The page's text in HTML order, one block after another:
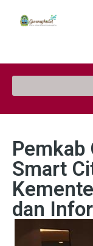
Pemkab
Smart
dan